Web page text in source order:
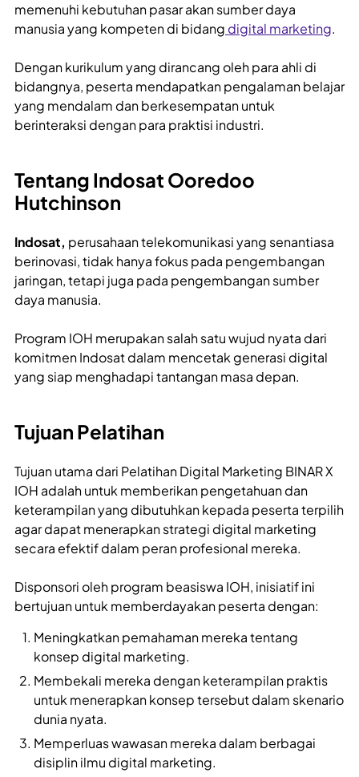
memenuhi kebutuhan pasar akan sumber daya
manusia yang kompeten di bidang digital marketing.
Dengan kurikulum yang dirancang oleh para ahli di
bidangnya, peserta mendapatkan pengalaman belajar
yang mendalam dan berkesempatan untuk
berinteraksi dengan para praktisi industri.
Tentang Indosat Ooredoo
Hutchinson
Indosat, perusahaan telekomunikasi yang senantiasa
berinovasi, tidak hanya fokus pada pengembangan
jaringan, tetapi juga pada pengembangan sumber
daya manusia.
Program IOH merupakan salah satu wujud nyata dari
komitmen Indosat dalam mencetak generasi digital
yang siap menghadapi tantangan masa depan.
Tujuan Pelatihan
Tujuan utama dari Pelatihan Digital Marketing BINAR X
IOH adalah untuk memberikan pengetahuan dan
keterampilan yang dibutuhkan kepada peserta terpilih
agar dapat menerapkan strategi digital marketing
secara efektif dalam peran profesional mereka.
Disponsori oleh program beasiswa IOH, inisiatif ini
bertujuan untuk memberdayakan peserta dengan:
Meningkatkan pemahaman mereka tentang
konsep digital marketing.
Membekali mereka dengan keterampilan praktis
untuk menerapkan konsep tersebut dalam skenario
dunia nyata.
Memperluas wawasan mereka dalam berbagai
disiplin ilmu digital marketing.